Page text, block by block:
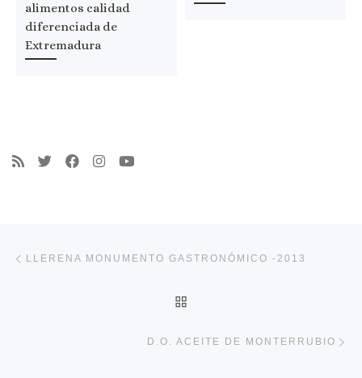
alimentos calidad
diferenciada de
Extremadura
LLERENA MONUMENTO GASTRONÓMICO -2013
D.O. ACEITE DE MONTERRUBIO